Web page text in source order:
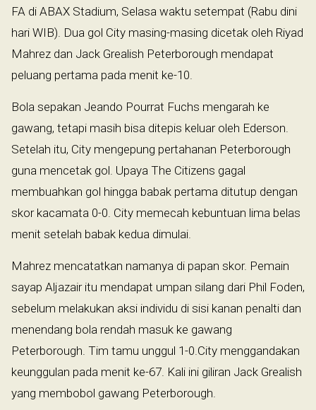
FA di ABAX Stadium, Selasa waktu setempat (Rabu dini
hari WIB). Dua gol City masing-masing dicetak oleh Riyad
Mahrez dan Jack Grealish Peterborough mendapat
peluang pertama pada menit ke-10.
Bola sepakan Jeando Pourrat Fuchs mengarah ke
gawang, tetapi masih bisa ditepis keluar oleh Ederson.
Setelah itu, City mengepung pertahanan Peterborough
guna mencetak gol. Upaya The Citizens gagal
membuahkan gol hingga babak pertama ditutup dengan
skor kacamata 0-0. City memecah kebuntuan lima belas
menit setelah babak kedua dimulai.
Mahrez mencatatkan namanya di papan skor. Pemain
sayap Aljazair itu mendapat umpan silang dari Phil Foden,
sebelum melakukan aksi individu di sisi kanan penalti dan
menendang bola rendah masuk ke gawang
Peterborough. Tim tamu unggul 1-0.City menggandakan
keunggulan pada menit ke-67. Kali ini giliran Jack Grealish
yang membobol gawang Peterborough.